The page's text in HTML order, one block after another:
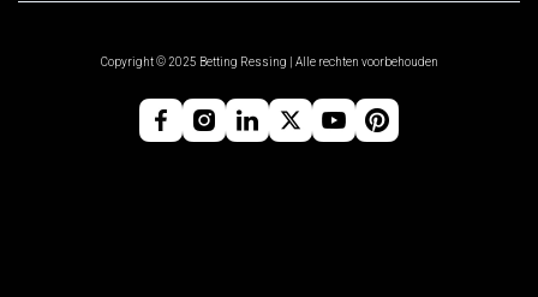
Copyright © 2025 Betting Ressing | Alle rechten voorbehouden